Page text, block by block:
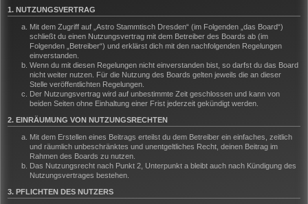
1. NUTZUNGSVERTRAG
Mit dem Zugriff auf „Astro Stammtisch Dresden“ (im Folgenden „das Board“)
schließt du einen Nutzungsvertrag mit dem Betreiber des Boards ab (im
Folgenden „Betreiber“) und erklärst dich mit den nachfolgenden Regelungen
einverstanden.
Wenn du mit diesen Regelungen nicht einverstanden bist, so darfst du das Board
nicht weiter nutzen. Für die Nutzung des Boards gelten jeweils die an dieser
Stelle veröffentlichten Regelungen.
Der Nutzungsvertrag wird auf unbestimmte Zeit geschlossen und kann von
beiden Seiten ohne Einhaltung einer Frist jederzeit gekündigt werden.
2. EINRÄUMUNG VON NUTZUNGSRECHTEN
Mit dem Erstellen eines Beitrags erteilst du dem Betreiber ein einfaches, zeitlich
und räumlich unbeschränktes und unentgeltliches Recht, deinen Beitrag im
Rahmen des Boards zu nutzen.
Das Nutzungsrecht nach Punkt 2, Unterpunkt a bleibt auch nach Kündigung des
Nutzungsvertrages bestehen.
3. PFLICHTEN DES NUTZERS